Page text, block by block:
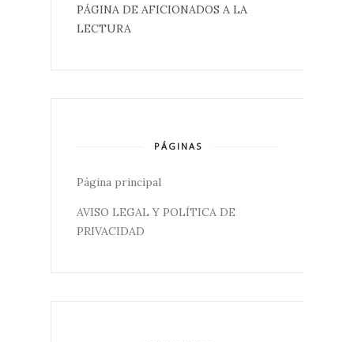
PÁGINA DE AFICIONADOS A LA
LECTURA
PÁGINAS
Página principal
AVISO LEGAL Y POLÍTICA DE
PRIVACIDAD